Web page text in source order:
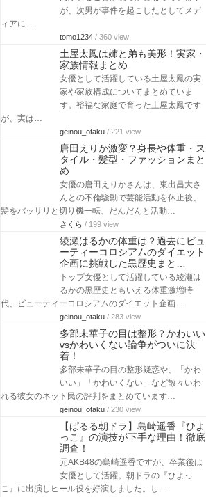
が、次男が事件を起こしたとしてメデ
ィアに…
tomo1234 / 360 view
土屋太鳳は姉と弟も美形！実家・
家族情報まとめ
女優として活躍している土屋太鳳の実
家や家族構成についてまとめていま
す。裕福な家庭で育った土屋太鳳です
が、実は…
geinou_otaku / 221 view
唐田えりか激変？身長や体重・ス
タイル・髪型・ファッションまと
め
女優の唐田えりかさんは、東出昌大さ
んとの不倫騒動で芸能活動を休止後、
髪をバッサリと切り機一転、だんだんと活動…
さくら / 199 view
綾瀬はるかの体重は？過去にビュ
ーティーコロシアムのダイエット
企画に挑戦した黒歴史まと…
トップ女優として活躍している綾瀬は
るかの黒歴史ともいえる体重激増時
代、ビューティーコロシアムのダイエット企画…
geinou_otaku / 283 view
多部未華子の目は整形？かわいい
vsかわいくない論争がついに決
着！
多部未華子の目の整形疑惑や、「かわ
いい」「かわいくない」など散々いわ
れる彼女のネット民の評判をまとめています…
geinou_otaku / 230 view
【ぱるる朝ドラ】島崎遥香『ひよ
っこ』の演技が下手な理由！徹底
調査！
元AKB48の島崎遥香ですが、卒業後は
女優として活躍。朝ドラの『ひよっ
こ』に出演しヒール役を好演しました。し…